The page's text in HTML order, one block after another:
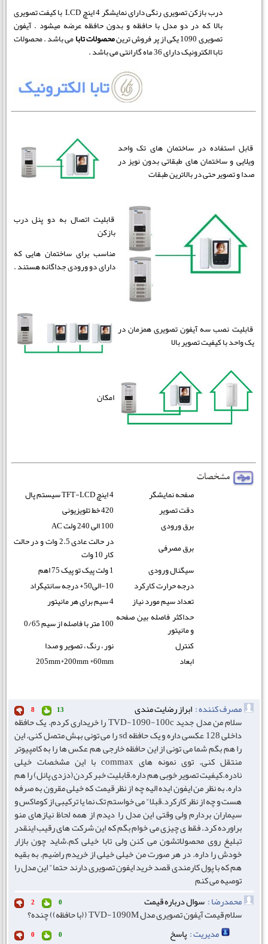
درب بازکن تصویری رنگی دارای نمایشگر 4 اینچ LCD با کیفت تصویری
بالا که در دو مدل با حافظه و بدون حافظه عرضه میشود . آیفون
تصویری 1090 یکی از پر فروش ترین
محصولات تابامی باشد . محصولات
تابا الکترونیک دارای 36 ماه گارانتی می باشد .
قابل استفاده در ساختمان های تک واحد
ویلایی و ساختمان های طبقاتی بدون نویز در
صدا و تصویر حتی در بالاترین طبقات
قابلیت اتصال به دو پنل درب
بازکن
مناسب برای ساختمان هایی که
دارای دو ورودی جداگانه هستند .
قابلیت نصب سه آیفون تصویری همزمان در
یک واحد با کیفیت تصویر بالا
امکان
صفحه نمایشگر
4 اینچ TFT-LCD سیستم پال
دقت تصویر
420 خط تلویزیونی
برق ورودی
100 الی 240 ولت AC
برق مصرفی
در حالت عادی 2.5 وات و در حالت
کار 10 وات
سیگنال ورودی
1 ولت پیک تو پیک 75 اهم
درجه حرارت کارکرد
10-الی50+ درجه سانتیگراد
تعداد سیم مورد نیاز
4 سیم برای هر مانیتور
حداکثر فاصله بین صفحه
و مانیتور
100 متر با فاصله از سیم 0/65
کنترل
نور ، رنگ ، تصویر و صدا
ابعاد
205mm*200mm *60mm
مصرف کننده : ابراز رضایت مندی 13
8
سلام من مدل جدید TVD-1090-100c را خریداری کردم. یک حافظه
داخلی 128 عکسی داره و یک حافظه sd را می تونی بهش متصل کنی. این
را هم بگم شما می تونی از این حافظه خارجی هم عکس ها را به کامپیوتر
منتقل کنی. توی نمونه های commax با این مشخصات خیلی
نادره.کیفیت تصویر خوبی هم داره.قابلیت خبر کردن(دزدی پانل) را هم
داره. به نظر من ایفون ایده الیه چه از نظر قیمت که خیلی مقرون به صرفه
هست و چه از نظر کارکرد.قبلا" می خواستم تک نما یا ترکیبی از کوماکس و
سیماران بردارم ولی وقتی این مدل را دیدم از همه لحاظ نیازهای منو
براورده کرد. فقط ی چیزی می خوام بگم که این شرکت های رقیب اینقدر
تبلیغ روی محصولاتشون می کنن ولی تابا خیلی کم.شاید چون بازار
خودش را داره. در هر صورت من خیلی خیلی از خریدم راضیم. به بقیه
هم که با پول کارمندی قصد خرید ایفون تصویری دارند حتما" این مدل را
توصیه می کنم
محمدرضا : سوال درباره قیمت 0
2
سلام قیمت آیفون تصویری مدل TVD-1090M ((با حافظه)) چنده؟
مدیریت :پاسخ 0
0